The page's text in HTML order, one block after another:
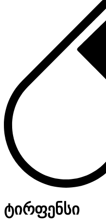
ტირფენსი